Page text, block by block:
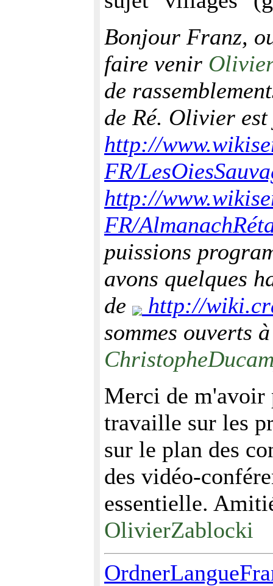
Bonjour Franz,
faire venir
de
de Ré. Olivier
http://
FR/
http://
FR/
puissions
avons quelques
de
http://
sommes ouverts
Merci de m'avoir
travaille sur les
sur le plan des
des vidéo-
essentielle.
OlivierZablocki